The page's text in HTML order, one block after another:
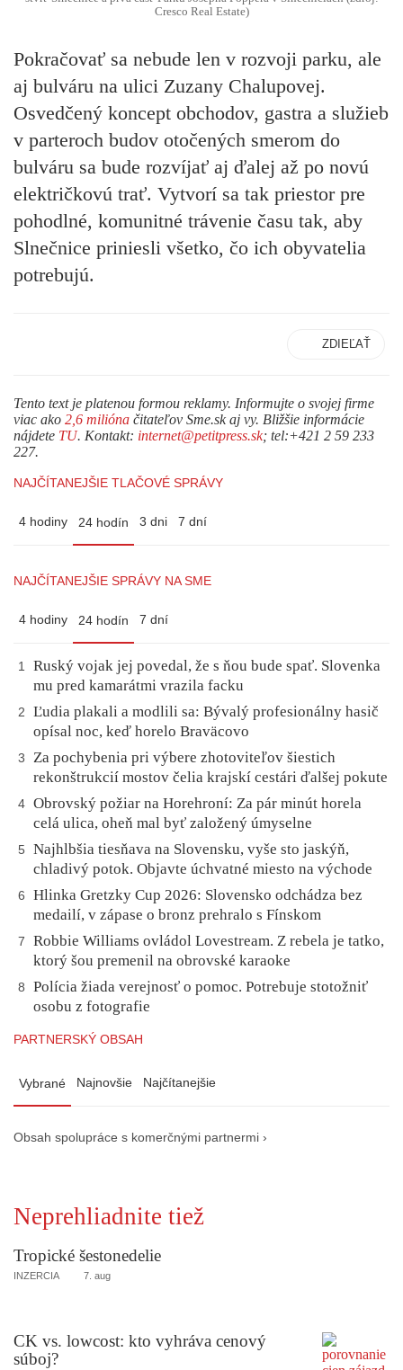
Cresco Real Estate)
Pokračovať sa nebude len v rozvoji parku, ale
aj bulváru na ulici Zuzany Chalupovej.
Osvedčený koncept obchodov, gastra a služieb
v parteroch budov otočených smerom do
bulváru sa bude rozvíjať aj ďalej až po novú
električkovú trať. Vytvorí sa tak priestor pre
pohodlné, komunitné trávenie času tak, aby
Slnečnice priniesli všetko, čo ich obyvatelia
potrebujú.
ZDIEĽAŤ
Tento text je platenou formou reklamy. Informujte o svojej firme
viac ako 2,6 milióna čitateľov Sme.sk aj vy. Bližšie informácie
nájdete TU. Kontakt: internet@petitpress.sk; tel:+421 2 59 233
227.
NAJČÍTANEJŠIE TLAČOVÉ SPRÁVY
4 hodiny 24 hodín 3 dni 7 dní
NAJČÍTANEJŠIE SPRÁVY NA SME
4 hodiny 24 hodín 7 dní
1
Ruský vojak jej povedal, že s ňou bude spať. Slovenka
mu pred kamarátmi vrazila facku
2
Ľudia plakali a modlili sa: Bývalý profesionálny hasič
opísal noc, keď horelo Braväcovo
3
Za pochybenia pri výbere zhotoviteľov šiestich
rekonštrukcií mostov čelia krajskí cestári ďalšej pokute
4 Obrovský požiar na Horehroní: Za pár minút horela
celá ulica, oheň mal byť založený úmyselne
5
Najhlbšia tiesňava na Slovensku, vyše sto jaskýň,
chladivý potok. Objavte úchvatné miesto na východe
6
Hlinka Gretzky Cup 2026: Slovensko odchádza bez
medailí, v zápase o bronz prehralo s Fínskom
7
Robbie Williams ovládol Lovestream. Z rebela je tatko,
ktorý šou premenil na obrovské karaoke
8
Polícia žiada verejnosť o pomoc. Potrebuje stotožniť
osobu z fotografie
PARTNERSKÝ OBSAH
Vybrané Najnovšie Najčítanejšie
Obsah spolupráce s komerčnými partnermi ›
Neprehliadnite tiež
Tropické šestonedelie
INZERCIA 7. aug
CK vs. lowcost: kto vyhráva cenový
súboj?